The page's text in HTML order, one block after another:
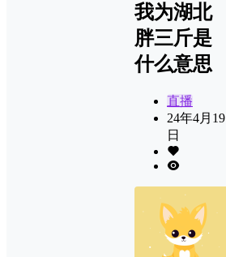
​我为湖北
胖三斤是
什么意思
直播
24年4月19
日